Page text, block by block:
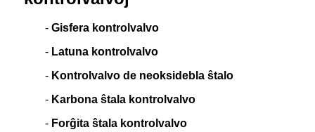
- Gisfera kontrolvalvo
- Latuna kontrolvalvo
- Kontrolvalvo de neoksidebla ŝtalo
- Karbona ŝtala kontrolvalvo
- Forĝita ŝtala kontrolvalvo